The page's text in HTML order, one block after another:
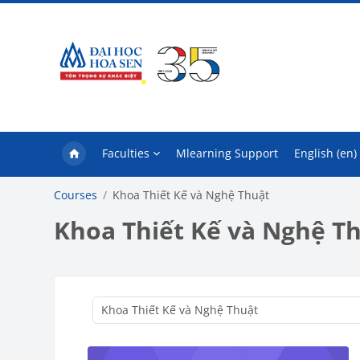
Faculties Mlearning Support English ‎(en)‎
Courses Khoa Thiết Kế và Nghệ Thuật
Khoa Thiết Kế và Nghệ